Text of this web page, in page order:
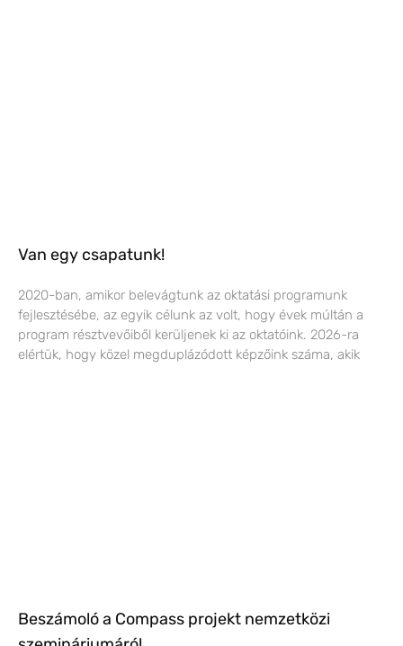
Van egy csapatunk!
2020-ban, amikor belevágtunk az oktatási programunk
fejlesztésébe, az egyik célunk az volt, hogy évek múltán a
program résztvevőiből kerüljenek ki az oktatóink. 2026-ra
elértük, hogy közel megduplázódott képzőink száma, akik
Beszámoló a Compass projekt nemzetközi